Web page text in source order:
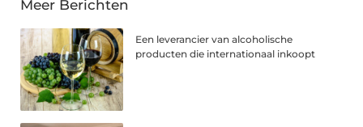
Meer Berichten
Een leverancier van alcoholische
producten die internationaal inkoopt